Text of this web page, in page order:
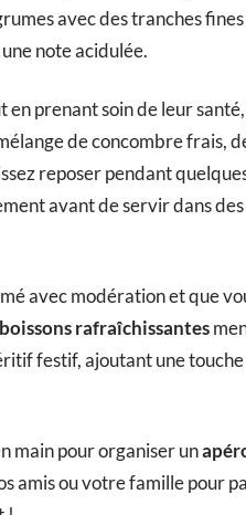
avec des tranches
note acidulée.
prenant soin de leur
de concombre frais,
reposer pendant
avant de servir dans
avec modération et que
boissons rafraîchissantes
festif, ajoutant une
main pour organiser un
amis ou votre famille pour